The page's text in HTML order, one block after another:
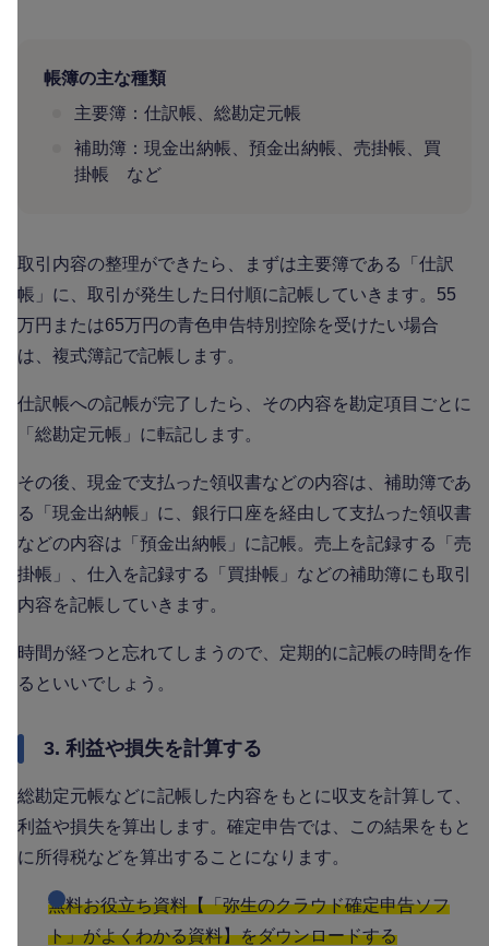
帳簿の主な種類
主要簿：仕訳帳、総勘定元帳
補助簿：現金出納帳、預金出納帳、売掛帳、買
掛帳 など
取引内容の整理ができたら、まずは主要簿である「仕訳
帳」に、取引が発生した日付順に記帳していきます。55
万円または65万円の青色申告特別控除を受けたい場合
は、複式簿記で記帳します。
仕訳帳への記帳が完了したら、その内容を勘定項目ごとに
「総勘定元帳」に転記します。
その後、現金で支払った領収書などの内容は、補助簿であ
る「現金出納帳」に、銀行口座を経由して支払った領収書
などの内容は「預金出納帳」に記帳。売上を記録する「売
掛帳」、仕入を記録する「買掛帳」などの補助簿にも取引
内容を記帳していきます。
時間が経つと忘れてしまうので、定期的に記帳の時間を作
るといいでしょう。
3. 利益や損失を計算する
総勘定元帳などに記帳した内容をもとに収支を計算して、
利益や損失を算出します。確定申告では、この結果をもと
に所得税などを算出することになります。
無料お役立ち資料【「弥生のクラウド確定申告ソフ
ト」がよくわかる資料】をダウンロードする